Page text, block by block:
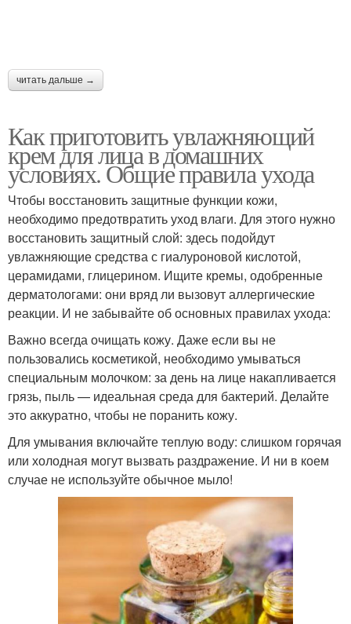
читать дальше →
Как приготовить увлажняющий
крем для лица в домашних
условиях. Общие правила ухода
Чтобы восстановить защитные функции кожи,
необходимо предотвратить уход влаги. Для этого нужно
восстановить защитный слой: здесь подойдут
увлажняющие средства с гиалуроновой кислотой,
церамидами, глицерином. Ищите кремы, одобренные
дерматологами: они вряд ли вызовут аллергические
реакции. И не забывайте об основных правилах ухода:
Важно всегда очищать кожу. Даже если вы не
пользовались косметикой, необходимо умываться
специальным молочком: за день на лице накапливается
грязь, пыль — идеальная среда для бактерий. Делайте
это аккуратно, чтобы не поранить кожу.
Для умывания включайте теплую воду: слишком горячая
или холодная могут вызвать раздражение. И ни в коем
случае не используйте обычное мыло!